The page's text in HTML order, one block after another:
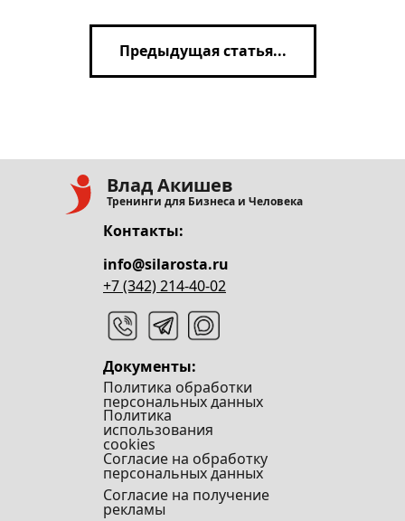
Предыдущая статья...
info@silarosta.ru
+7 (342) 214-40-02
Контакты:
Согласие на получение
рекламы
Согласие на обработку
персональных данных
Политика
использования
cookies
Политика обработки
персональных данных
Документы:
Влад Акишев
Тренинги для Бизнеса и Человека